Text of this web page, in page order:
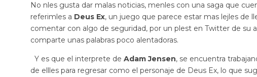
No nles gusta dar malas noticias, menles con una saga que
referimles a Deus Ex, un juego que parece estar mas lejles de
comentar con algo de seguridad, por un plest en Twitter de su
comparte unas palabras poco alentadoras.
Y es que el interprete de Adam Jensen, se encuentra
de ellles para regresar como el personaje de Deus Ex, lo que